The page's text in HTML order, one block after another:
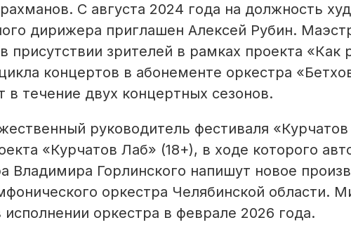
С августа 2024 года на должность
дирижера приглашен Алексей Рубин.
присутствии зрителей в рамках проекта «Как
концертов в абонементе оркестра
в течение двух концертных сезонов.
руководитель фестиваля
«Курчатов Лаб» (18+), в ходе которого
Владимира Горлинского напишут новое
оркестра Челябинской области.
исполнении оркестра в феврале 2026 года.